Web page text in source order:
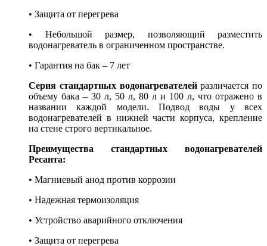
• Защита от перегрева
• Небольшой размер, позволяющий разместить
водонагреватель в ограниченном пространстве.
• Гарантия на бак – 7 лет
Серия стандартных водонагревателейразличается по
объему бака – 30 л, 50 л, 80 л и 100 л, что отражено в
названии каждой модели. Подвод воды у всех
водонагревателей в нижней части корпуса, крепление
на стене строго вертикальное.
Преимущества стандартных водонагревателей
Ресанта:
• Магниевый анод против коррозии
• Надежная термоизоляция
• Устройство аварийного отключения
• Защита от перегрева